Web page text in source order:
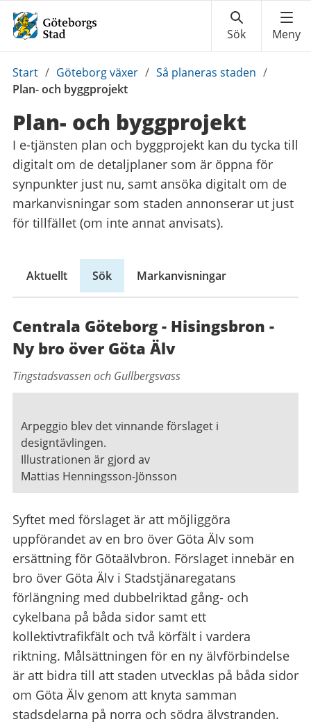
Du
är
Start / Göteborg växer / Så planeras staden /
Plan- och byggprojekt
Plan- och byggprojekt
I e-tjänsten plan och byggprojekt kan du tycka till
digitalt om de detaljplaner som är öppna för
synpunkter just nu, samt ansöka digitalt om de
markanvisningar som staden annonserar ut just
för tillfället (om inte annat anvisats).
Aktuellt Sök Markanvisningar
Centrala Göteborg - Hisingsbron -
Ny bro över Göta Älv
Tingstadsvassen och Gullbergsvass
Arpeggio blev det vinnande förslaget i
designtävlingen.
Illustrationen är gjord av
Mattias Henningsson-Jönsson
Syftet med förslaget är att möjliggöra
uppförandet av en bro över Göta Älv som
ersättning för Götaälvbron. Förslaget innebär en
bro över Göta Älv i Stadstjänaregatans
förlängning med dubbelriktad gång- och
cykelbana på båda sidor samt ett
kollektivtrafikfält och två körfält i vardera
riktning. Målsättningen för en ny älvförbindelse
är att bidra till att staden utvecklas på båda sidor
om Göta Älv genom att knyta samman
stadsdelarna på norra och södra älvstranden.